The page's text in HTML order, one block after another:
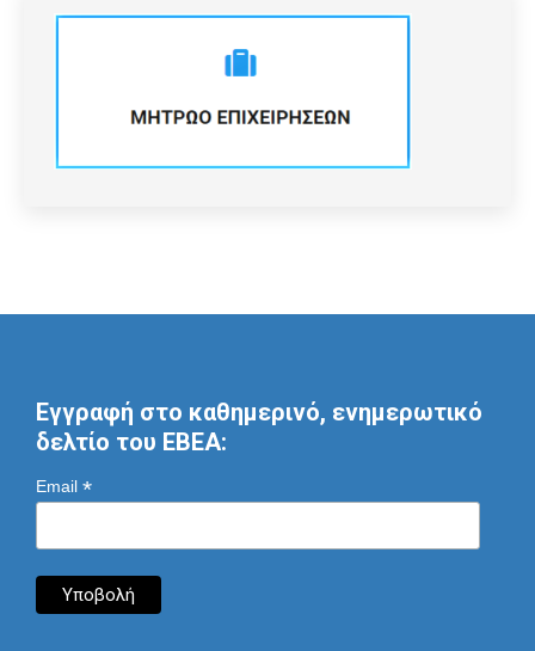
Εγγραφή στο καθημερινό, ενημερωτικό
δελτίο του ΕΒΕΑ:
Email *